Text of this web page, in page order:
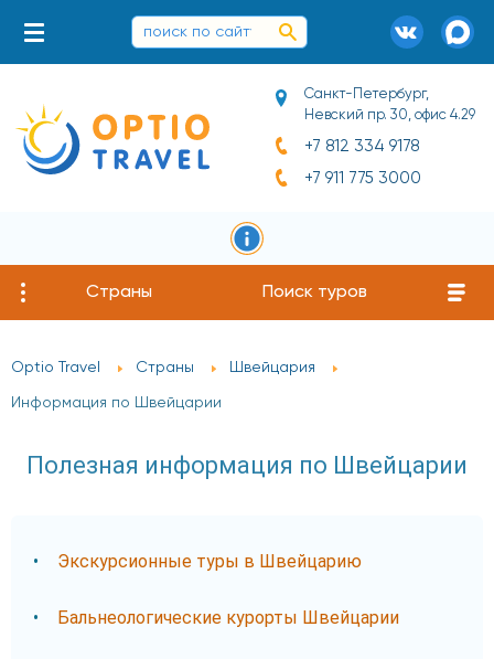
Санкт-Петербург,
Невский пр. 30, офис 4.29
+7 812 334 9178
+7 911 775 3000
Страны Поиск туров
Optio Travel Страны Швейцария
Информация по Швейцарии
Полезная информация по Швейцарии
Экскурсионные туры в Швейцарию
Бальнеологические курорты Швейцарии